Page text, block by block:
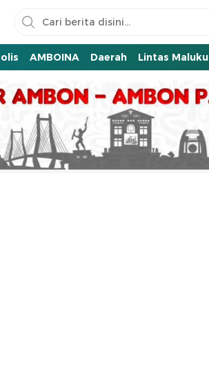
AMBOINA Daerah Lintas Maluku